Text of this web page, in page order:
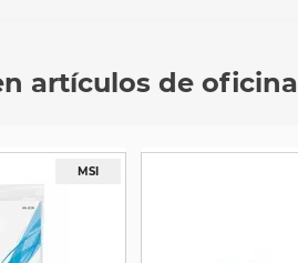
artículos de oficina